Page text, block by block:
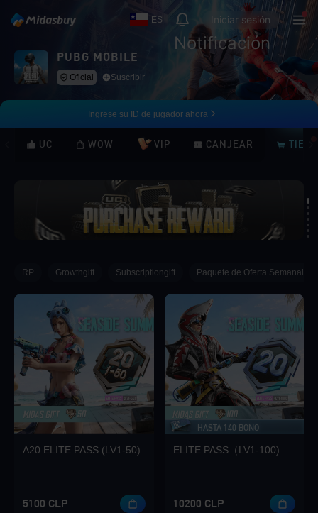
ES
Notificación
Iniciar sesión
PUBG MOBILE
Oficial Suscribir
Ingrese su ID de jugador ahora
UC WOW VIP CANJEAR
Loading...
Loading...
RP Growthgift Subscriptiongift Paquete de Oferta Semanal
A20 ELITE PASS (LV1-50)
5100 CLP
HASTA 140 BONO
ELITE PASS（LV1-100)
10200 CLP